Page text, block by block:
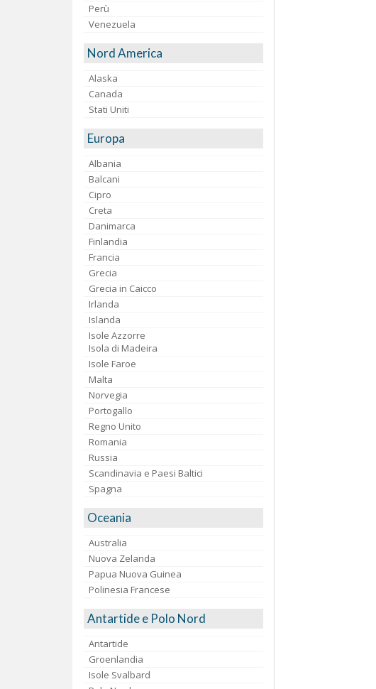
Perù
Venezuela
Nord America
Alaska
Canada
Stati Uniti
Europa
Albania
Balcani
Cipro
Creta
Danimarca
Finlandia
Francia
Grecia
Grecia in Caicco
Irlanda
Islanda
Isole Azzorre
Isola di Madeira
Isole Faroe
Malta
Norvegia
Portogallo
Regno Unito
Romania
Russia
Scandinavia e Paesi Baltici
Spagna
Oceania
Australia
Nuova Zelanda
Papua Nuova Guinea
Polinesia Francese
Antartide e Polo Nord
Antartide
Groenlandia
Isole Svalbard